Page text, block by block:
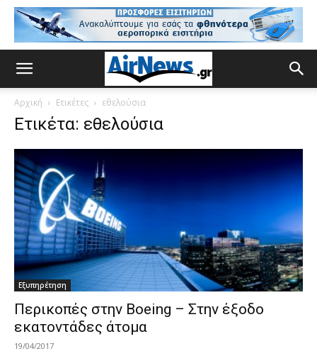
Αρχική Ετικέτες εθελούσια
Ετικέτα: εθελούσια
Εξυπηρέτηση
Περικοπές στην Boeing – Στην έξοδο
εκατοντάδες άτομα
19/04/2017